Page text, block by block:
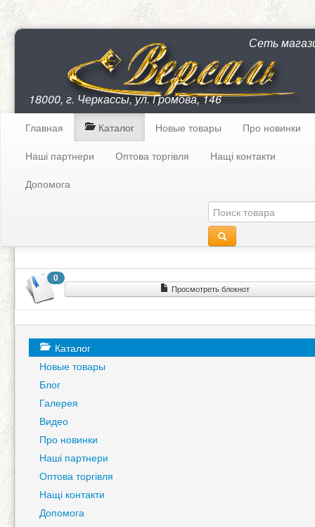
Сеть
18000, г. Черкассы, ул. Громова, 146
Главная Каталог Новые товары
Про новинки
Наші партнери
Оптова торгівля
Нащі контакти
Допомога
0
Просмотреть блокнот
Каталог
Новые товары
Блог
Галерея
Видео
Про новинки
Наші партнери
Оптова торгівля
Нащі контакти
Допомога